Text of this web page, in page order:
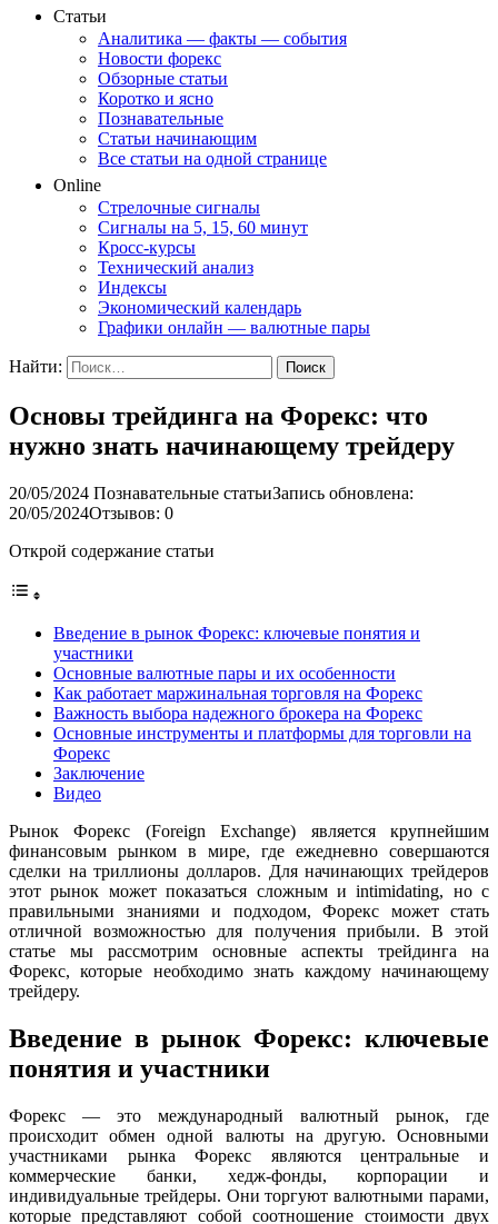
Статьи
Аналитика — факты — события
Новости форекс
Обзорные статьи
Коротко и ясно
Познавательные
Статьи начинающим
Все статьи на одной странице
Online
Стрелочные сигналы
Сигналы на 5, 15, 60 минут
Кросс-курсы
Технический анализ
Индексы
Экономический календарь
Графики онлайн — валютные пары
Найти:
Основы трейдинга на Форекс: что
нужно знать начинающему трейдеру
20/05/2024 Познавательные статьиЗапись обновлена:
20/05/2024Отзывов: 0
Открой содержание статьи
Введение в рынок Форекс: ключевые понятия и
участники
Основные валютные пары и их особенности
Как работает маржинальная торговля на Форекс
Важность выбора надежного брокера на Форекс
Основные инструменты и платформы для торговли на
Форекс
Заключение
Видео
Рынок Форекс (Foreign Exchange) является крупнейшим
финансовым рынком в мире, где ежедневно совершаются
сделки на триллионы долларов. Для начинающих трейдеров
этот рынок может показаться сложным и intimidating, но с
правильными знаниями и подходом, Форекс может стать
отличной возможностью для получения прибыли. В этой
статье мы рассмотрим основные аспекты трейдинга на
Форекс, которые необходимо знать каждому начинающему
трейдеру.
Введение в рынок Форекс: ключевые
понятия и участники
Форекс — это международный валютный рынок, где
происходит обмен одной валюты на другую. Основными
участниками рынка Форекс являются центральные и
коммерческие банки, хедж-фонды, корпорации и
индивидуальные трейдеры. Они торгуют валютными парами,
которые представляют собой соотношение стоимости двух